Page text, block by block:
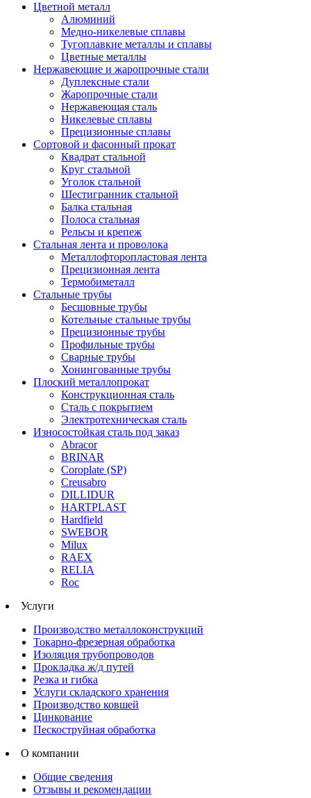
Цветной металл
Алюминий
Медно-никелевые сплавы
Тугоплавкие металлы и сплавы
Цветные металлы
Нержавеющие и жаропрочные стали
Дуплексные стали
Жаропрочные стали
Нержавеющая сталь
Никелевые сплавы
Прецизионные сплавы
Сортовой и фасонный прокат
Квадрат стальной
Круг стальной
Уголок стальной
Шестигранник стальной
Балка стальная
Полоса стальная
Рельсы и крепеж
Стальная лента и проволока
Металлофторопластовая лента
Прецизионная лента
Термобиметалл
Стальные трубы
Бесшовные трубы
Котельные стальные трубы
Прецизионные трубы
Профильные трубы
Сварные трубы
Хонингованные трубы
Плоский металлопрокат
Конструкционная сталь
Сталь с покрытием
Электротехническая сталь
Износостойкая сталь под заказ
Abracor
BRINAR
Coroplate (SP)
Creusabro
DILLIDUR
HARTPLAST
Hardfield
SWEBOR
Milux
RAEX
RELIA
Roc
Услуги
Производство металлоконструкций
Токарно-фрезерная обработка
Изоляция трубопроводов
Прокладка ж/д путей
Резка и гибка
Услуги складского хранения
Производство ковшей
Цинкование
Пескоструйная обработка
О компании
Общие сведения
Отзывы и рекомендации